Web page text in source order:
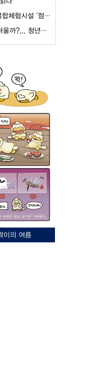
시설 ‘점프’ 개관
끼는 정치 표현의 부담
이의 여름